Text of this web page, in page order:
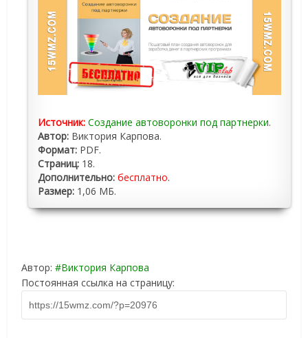
Источник: Создание автоворонки под партнерки.
Автор: Виктория Карпова.
Формат: PDF.
Страниц: 18.
Дополнительно: бесплатно.
Размер: 1,06 МБ.
Автор: Виктория Карпова
Постоянная ссылка на страницу: